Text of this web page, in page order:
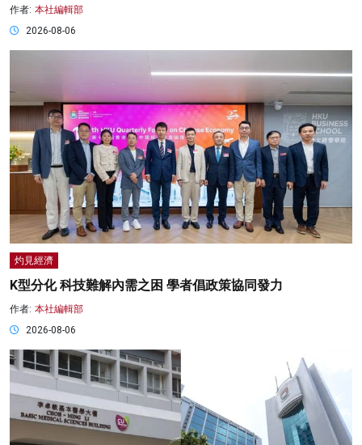
作者: 本社編輯部
2026-08-06
灼見經濟
K型分化 科技難解內需之困 學者倡政策協同發力
作者: 本社編輯部
2026-08-06